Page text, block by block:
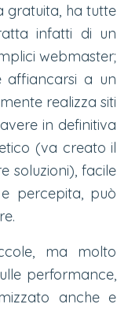
gratuita, ha tutte
infatti di un
webmaster;
affiancarsi a un
realizza siti
in definitiva
(va creato il
soluzioni), facile
percepita, può
ma molto
performance,
anche e